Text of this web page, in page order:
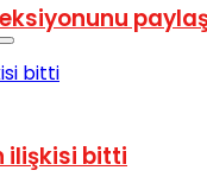
ilişkisi bitti